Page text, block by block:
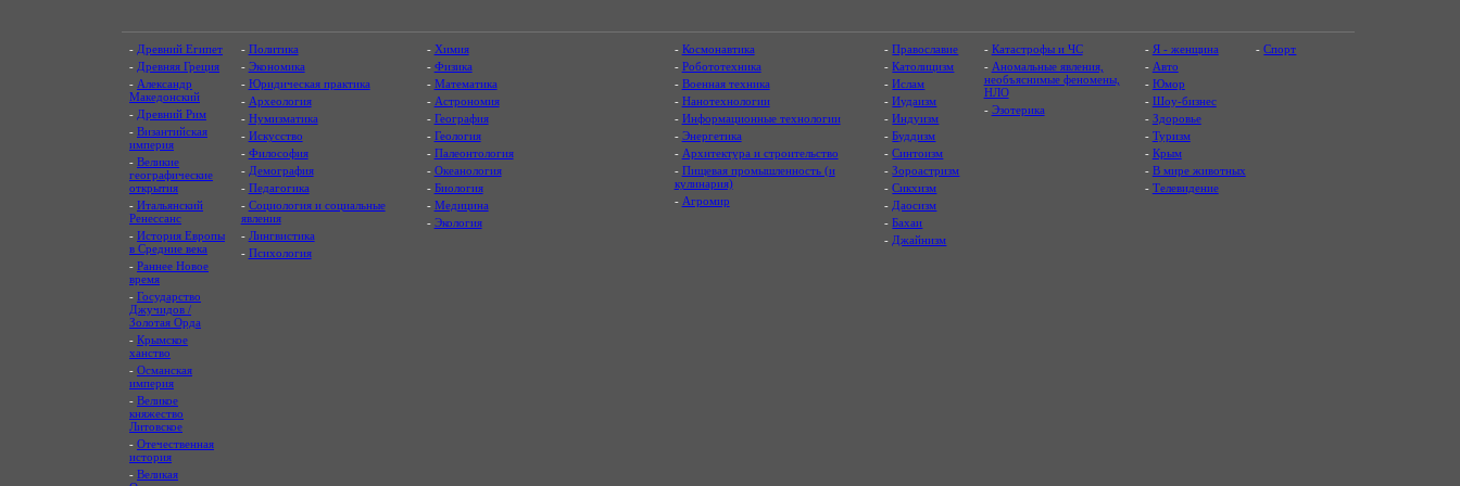
- Древний Египет
- Древняя Греция
- Александр
Македонский
- Древний Рим
- Византийская
империя
- Великие
географические
открытия
- Итальянский
Ренессанс
- История Европы
в Средние века
- Раннее Новое
время
- Государство
Джучидов /
Золотая Орда
- Крымское
ханство
- Османская
империя
- Великое
княжество
Литовское
- Отечественная
история
- Великая
- Политика
- Экономика
- Юридическая практика
- Археология
- Нумизматика
- Искусство
- Философия
- Демография
- Педагогика
- Социология и социальные
явления
- Лингвистика
- Психология
- Химия
- Физика
- Математика
- Астрономия
- География
- Геология
- Палеонтология
- Океанология
- Биология
- Медицина
- Экология
- Космонавтика
- Робототехника
- Военная техника
- Нанотехнологии
- Информационные технологии
- Энергетика
- Архитектура и строительство
- Пищевая промышленность (и
кулинария)
- Агромир
-Православие
-Католицизм
-Ислам
-Иудаизм
-Индуизм
-Буддизм
-Синтоизм
-Зороастризм
-Сикхизм
- Даосизм
-Бахаи
- Джайнизм
- Катастрофы и ЧС
- Аномальные явления,
необъяснимые феномены,
НЛО
- Эзотерика
- Я - женщина
- Авто
- Юмор
- Шоу-бизнес
- Здоровье
- Туризм
- Крым
- В мире животных
- Телевидение
-Спорт